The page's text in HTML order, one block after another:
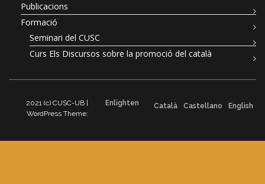
Publicacions
Formació
Seminari del CUSC
Curs Els Discursos sobre la promoció del català
2021 (c) CUSC-UB |
WordPress Theme:
Enlighten Català Castellano English